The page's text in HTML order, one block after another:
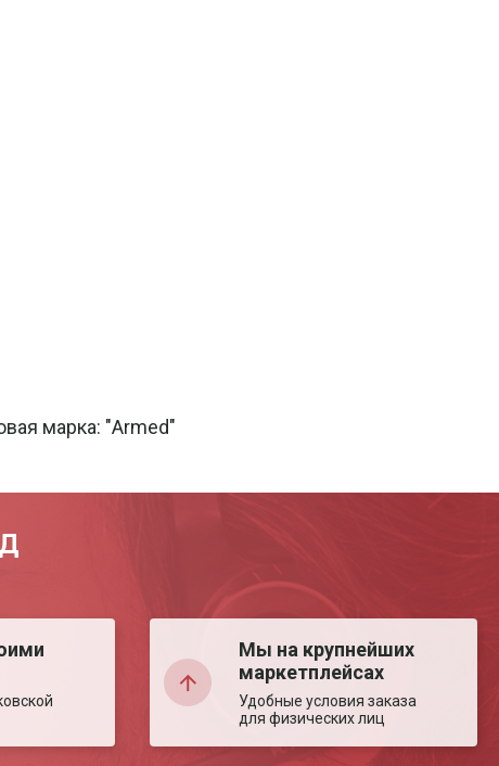
марка: "Armed"
Мы на крупнейших
маркетплейсах
Удобные условия заказа
для физических лиц